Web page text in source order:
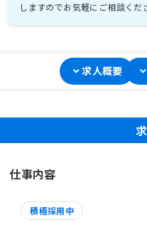
求人概要
仕事内容
積極採用中